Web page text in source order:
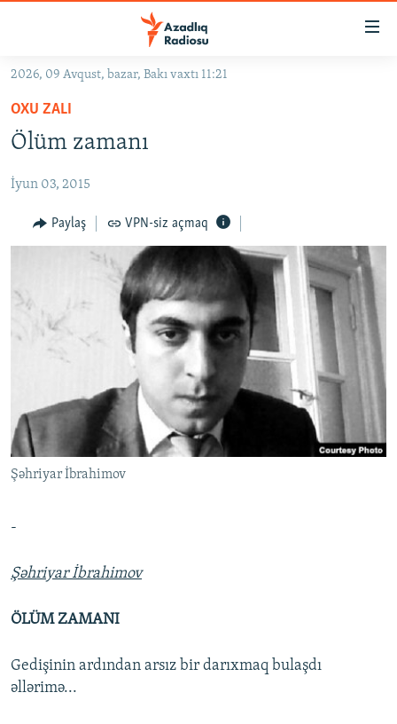
Əsas
qayıt
Əsas
qayıt
#İZAHLA
#ƏSLINDƏ
FƏRQƏ BAX
QANUNI DOĞRU
MULTIMEDIA
VIDEO
İNFOQRAFIKA
KARIKATURA
RADIO ARXIV
AZƏRBAYCAN ƏDƏBIYYATI KITABXANASI
İSLAM VƏ DEMOKRATIYA
İZ - MƏDƏNIYYƏT PROQRAMI
MISSIYAMIZ
PEŞƏ ETIKASI VƏ JURNALISTIKA STANDARTLARIMIZ
MATERIALLARIMIZDAN ISTIFADƏ
XƏBƏR BÜLLETENLƏRIMIZ
BIZI IZLƏ
2026, 09 Avqust, bazar, Bakı vaxtı 11:21
OXU ZALI
Ölüm zamanı
İyun 03, 2015
Paylaş VPN-siz açmaq
Şəhriyar İbrahimov
-
Şəhriyar İbrahimov
ÖLÜM ZAMANI
Gedişinin ardından arsız bir darıxmaq bulaşdı
əllərimə...